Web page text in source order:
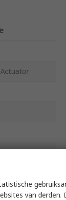
Actuator
van derden.